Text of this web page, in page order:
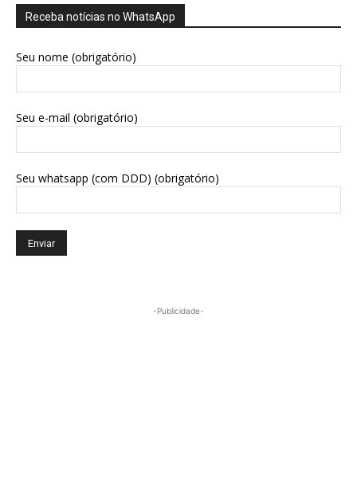
Receba notícias no WhatsApp
Seu nome (obrigatório)
Seu e-mail (obrigatório)
Seu whatsapp (com DDD) (obrigatório)
-Publicidade-